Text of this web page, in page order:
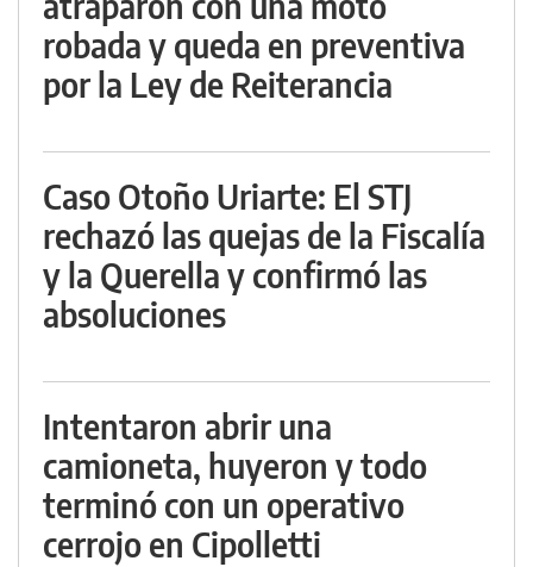
robada y queda en preventiva
por la Ley de Reiterancia
Caso Otoño Uriarte: El STJ
rechazó las quejas de la Fiscalía
y la Querella y confirmó las
absoluciones
Intentaron abrir una
camioneta, huyeron y todo
terminó con un operativo
cerrojo en Cipolletti